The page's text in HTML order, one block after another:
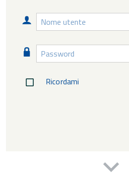
Nome
utente
Password
Ricordami